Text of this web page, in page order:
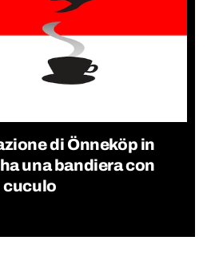
di Önneköp in
una bandiera con
cuculo